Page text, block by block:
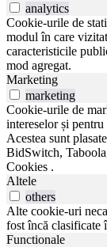
analytics
Cookie-urile de
modul în care
caracteristicile
mod agregat.
Marketing
marketing
Cookie-urile de
intereselor și
Acestea sunt
BidSwitch,
Cookies .
Altele
others
Alte cookie-uri
fost încă clasificate
Functionale